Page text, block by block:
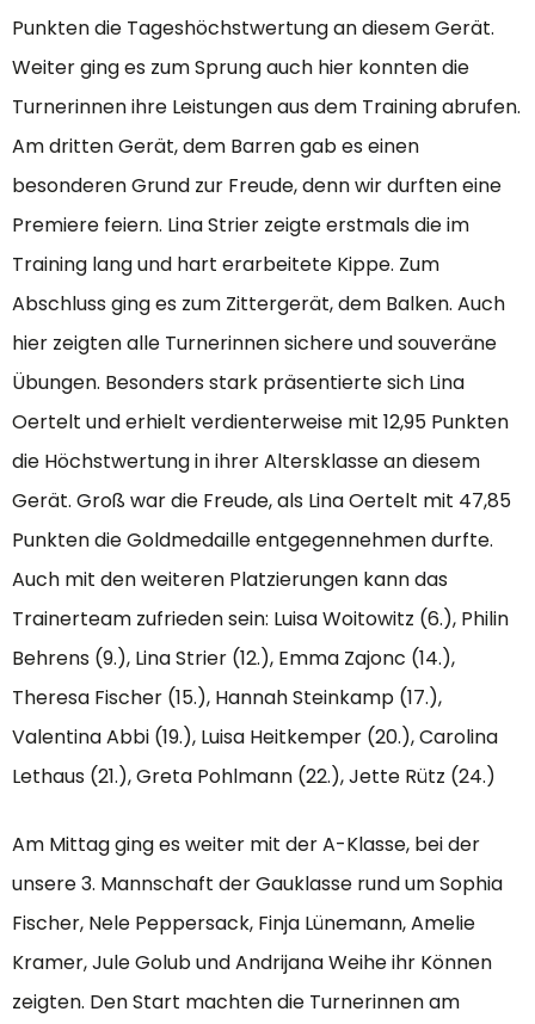
Punkten die Tageshöchstwertung an diesem Gerät.
Weiter ging es zum Sprung auch hier konnten die
Turnerinnen ihre Leistungen aus dem Training abrufen.
Am dritten Gerät, dem Barren gab es einen
besonderen Grund zur Freude, denn wir durften eine
Premiere feiern. Lina Strier zeigte erstmals die im
Training lang und hart erarbeitete Kippe. Zum
Abschluss ging es zum Zittergerät, dem Balken. Auch
hier zeigten alle Turnerinnen sichere und souveräne
Übungen. Besonders stark präsentierte sich Lina
Oertelt und erhielt verdienterweise mit 12,95 Punkten
die Höchstwertung in ihrer Altersklasse an diesem
Gerät. Groß war die Freude, als Lina Oertelt mit 47,85
Punkten die Goldmedaille entgegennehmen durfte.
Auch mit den weiteren Platzierungen kann das
Trainerteam zufrieden sein: Luisa Woitowitz (6.), Philin
Behrens (9.), Lina Strier (12.), Emma Zajonc (14.),
Theresa Fischer (15.), Hannah Steinkamp (17.),
Valentina Abbi (19.), Luisa Heitkemper (20.), Carolina
Lethaus (21.), Greta Pohlmann (22.), Jette Rütz (24.)
Am Mittag ging es weiter mit der A-Klasse, bei der
unsere 3. Mannschaft der Gauklasse rund um Sophia
Fischer, Nele Peppersack, Finja Lünemann, Amelie
Kramer, Jule Golub und Andrijana Weihe ihr Können
zeigten. Den Start machten die Turnerinnen am